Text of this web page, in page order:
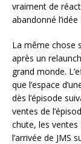
vraiment de
abandonné
La même chose
après un
grand monde.
que l’espace
dès l’épisode
ventes de
chute, les ventes
l’arrivée de JMS